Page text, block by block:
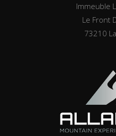
Immeuble
Le Front
73210